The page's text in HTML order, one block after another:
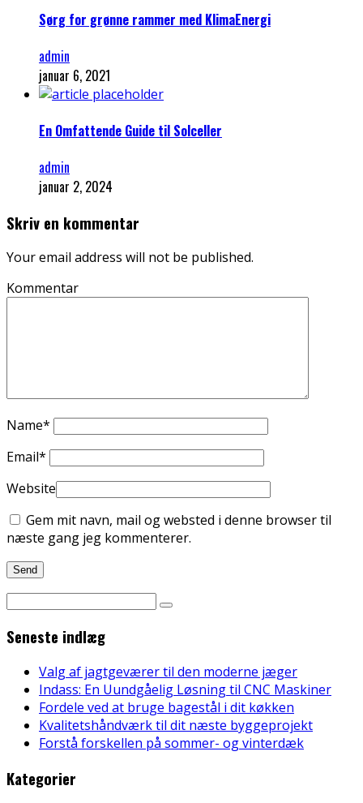
Sørg for grønne rammer med KlimaEnergi
admin
januar 6, 2021
En Omfattende Guide til Solceller
admin
januar 2, 2024
Skriv en kommentar
Your email address will not be published.
Kommentar
Name*
Email*
Website
Gem mit navn, mail og websted i denne browser til
næste gang jeg kommenterer.
Seneste indlæg
Valg af jagtgeværer til den moderne jæger
Indass: En Uundgåelig Løsning til CNC Maskiner
Fordele ved at bruge bagestål i dit køkken
Kvalitetshåndværk til dit næste byggeprojekt
Forstå forskellen på sommer- og vinterdæk
Kategorier